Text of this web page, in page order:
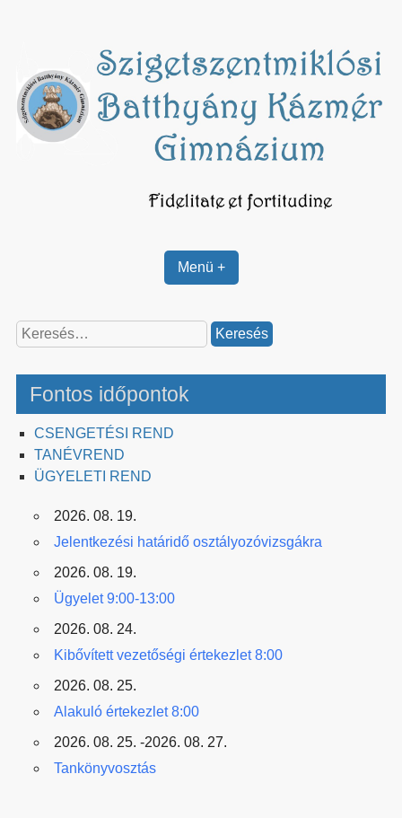
Menü +
Keresés:
Fontos időpontok
CSENGETÉSI REND
TANÉVREND
ÜGYELETI REND
2026. 08. 19.
Jelentkezési határidő osztályozóvizsgákra
2026. 08. 19.
Ügyelet 9:00-13:00
2026. 08. 24.
Kibővített vezetőségi értekezlet 8:00
2026. 08. 25.
Alakuló értekezlet 8:00
2026. 08. 25. -2026. 08. 27.
Tankönyvosztás